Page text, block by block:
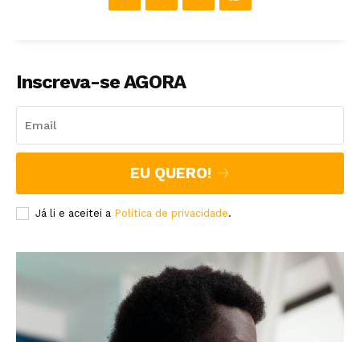
Inscreva-se AGORA
EU QUERO!
Já li e aceitei a Política de privacidade.